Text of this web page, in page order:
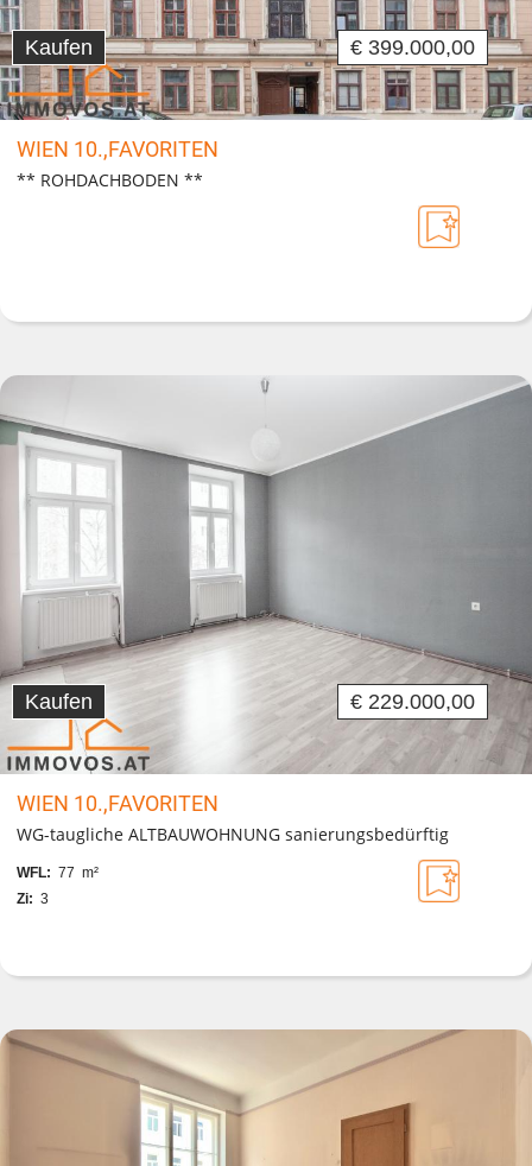
Kaufen € 399.000,00
WIEN 10.,FAVORITEN
** ROHDACHBODEN **
Kaufen € 229.000,00
WIEN 10.,FAVORITEN
WG-taugliche ALTBAUWOHNUNG sanierungsbedürftig
WFL: 77 m²
Zi: 3